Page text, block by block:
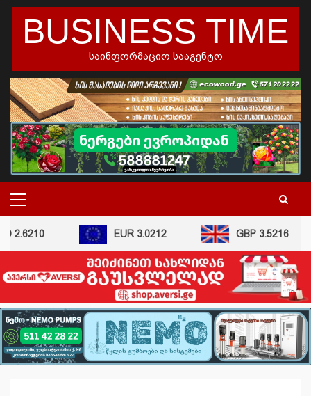
skip
contentBUSINESS TIME
საინფორმაციო სააგენტო
PRIMARY
MENU
2.6210 EUR 3.0212 GBP 3.5216